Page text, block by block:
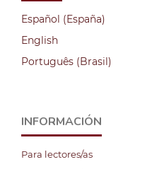
Español (España)
English
Português (Brasil)
INFORMACIÓN
Para lectores/as